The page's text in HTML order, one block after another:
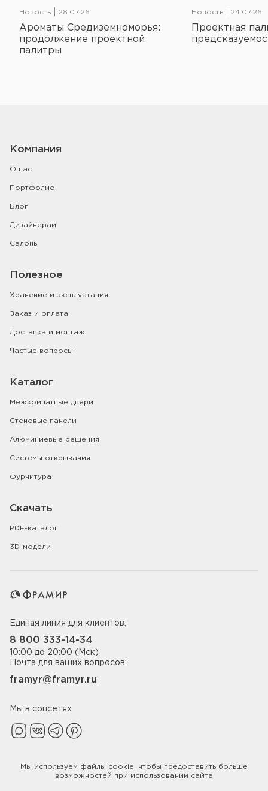
Новость 28.07.26
Ароматы Средиземноморья:
продолжение проектной
палитры
Новость 24.07.26
Проектная
Компания
О нас
Портфолио
Блог
Дизайнерам
Салоны
Полезное
Хранение и эксплуатация
Заказ и оплата
Доставка и монтаж
Частые вопросы
Каталог
Межкомнатные двери
Стеновые панели
Алюминиевые решения
Системы открывания
Фурнитура
Скачать
PDF-каталог
3D-модели
Единая линия для клиентов:
8 800 333-14-34
10:00 до 20:00 (Мск)
Почта для ваших вопросов:
framyr@framyr.ru
Мы в соцсетях
Политика конфиденциальности
Мы используем файлы cookie , чтобы предоставить больше
возможностей при использовании сайта